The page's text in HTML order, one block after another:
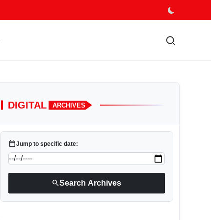
DIGITAL ARCHIVES
calendar_todayJump to specific date:
searchSearch Archives